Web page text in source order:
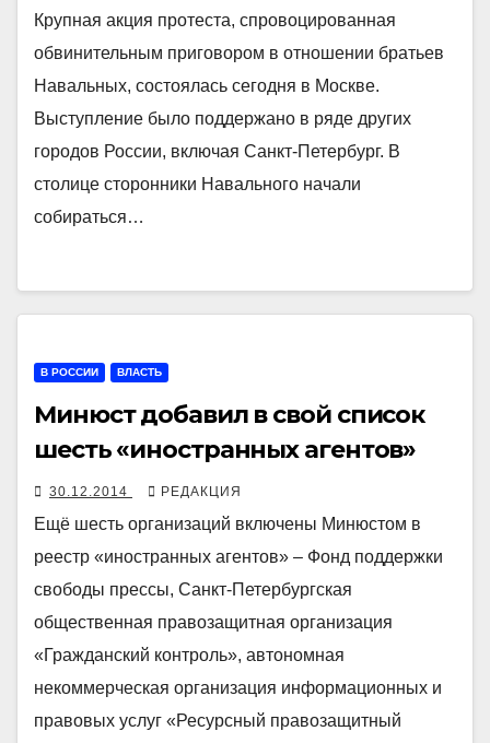
Крупная акция протеста, спровоцированная
обвинительным приговором в отношении братьев
Навальных, состоялась сегодня в Москве.
Выступление было поддержано в ряде других
городов России, включая Санкт-Петербург. В
столице сторонники Навального начали
собираться…
В РОССИИ ВЛАСТЬ
Минюст добавил в свой список
шесть «иностранных агентов»
30.12.2014 РЕДАКЦИЯ
Ещё шесть организаций включены Минюстом в
реестр «иностранных агентов» – Фонд поддержки
свободы прессы, Санкт-Петербургская
общественная правозащитная организация
«Гражданский контроль», автономная
некоммерческая организация информационных и
правовых услуг «Ресурсный правозащитный